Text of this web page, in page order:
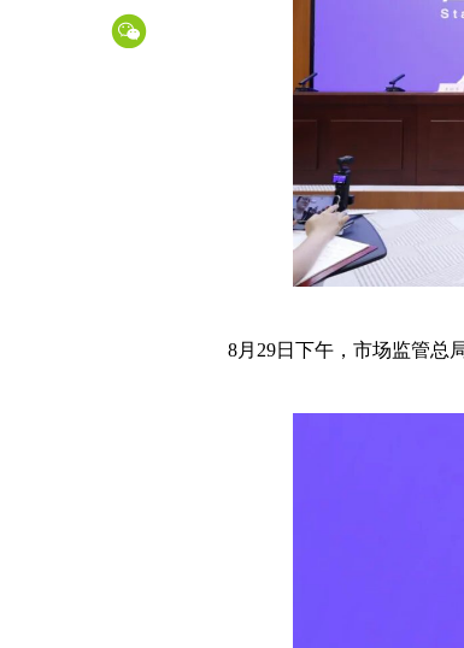
8月29日下午，市场监管总